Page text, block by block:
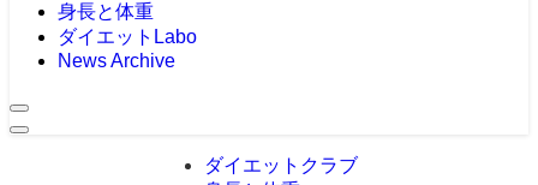
身長と体重
ダイエットLabo
News Archive
ダイエットクラブ